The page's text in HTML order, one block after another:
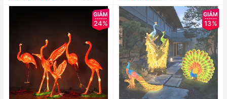
H750 D1500
cảnh quan ngoài trời
24% 13%